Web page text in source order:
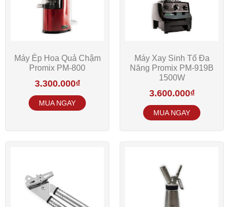
Máy Ép Hoa Quả Chậm
Promix PM-800
3.300.000₫
Máy Xay Sinh Tố Đa
Năng Promix PM­-919B
1500W
3.600.000₫